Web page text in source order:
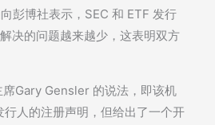
彭博社表示，SEC 和 ETF 发行
决的问题越来越少，这表明双方
Gary Gensler 的说法，即该机
人的注册声明，但给出了一个开